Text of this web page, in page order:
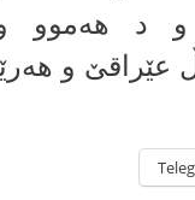
و د هەموو
عێراقێ و